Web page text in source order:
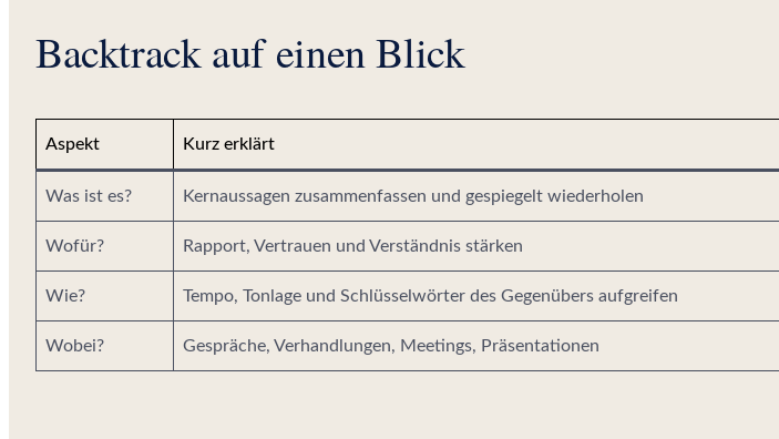
Backtrack auf einen Blick
Aspekt Kurz erklärt
Was ist es? Kernaussagen zusammenfassen und gespiegelt wiederholen
Wofür? Rapport, Vertrauen und Verständnis stärken
Wie? Tempo, Tonlage und Schlüsselwörter des Gegenübers aufgreifen
Wobei? Gespräche, Verhandlungen, Meetings, Präsentationen